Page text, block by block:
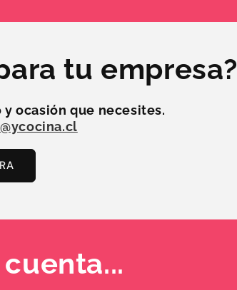
tu empresa?
ocasión que necesites.